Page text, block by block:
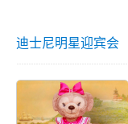
迪士尼明星迎宾会